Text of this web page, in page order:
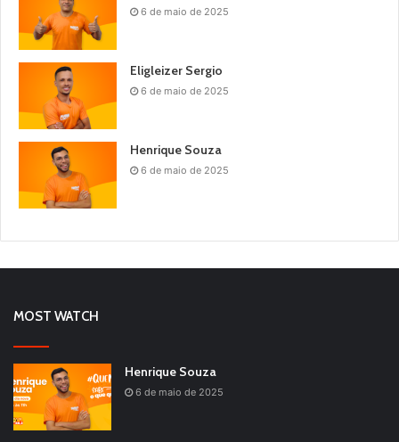
6 de maio de 2025
Eligleizer Sergio
6 de maio de 2025
Henrique Souza
6 de maio de 2025
MOST WATCH
Henrique Souza
6 de maio de 2025